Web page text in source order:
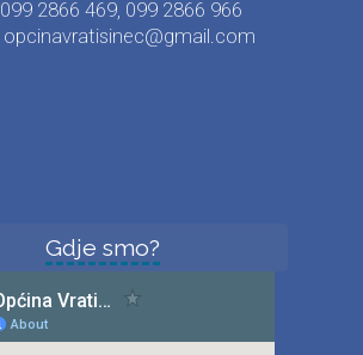
099 2866 469, 099 2866 966
opcinavratisinec@gmail.com
Gdje smo?